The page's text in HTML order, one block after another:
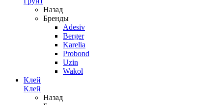
Назад
Бренды
Adesiv
Berger
Karelia
Probond
Uzin
Wakol
Клей
Клей
Назад